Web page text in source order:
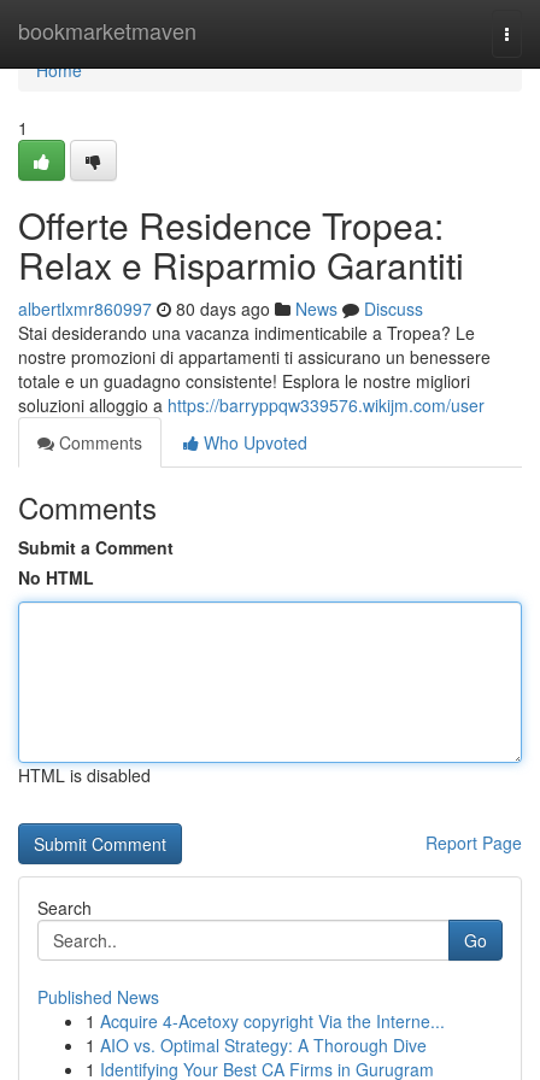
bookmarketmaven
Home
Home
1
Offerte Residence Tropea:
Relax e Risparmio Garantiti
albertlxmr860997 80 days ago News
Discuss
Stai desiderando una vacanza indimenticabile a Tropea? Le
nostre promozioni di appartamenti ti assicurano un benessere
totale e un guadagno consistente! Esplora le nostre migliori
soluzioni alloggio a https://barryppqw339576.wikijm.com/user
Comments
Who Upvoted
Comments
Submit a Comment
No HTML
HTML is disabled
Report Page
Search
Go
Published News
1 Acquire 4-Acetoxy copyright Via the Interne...
1 AIO vs. Optimal Strategy: A Thorough Dive
1 Identifying Your Best CA Firms in Gurugram